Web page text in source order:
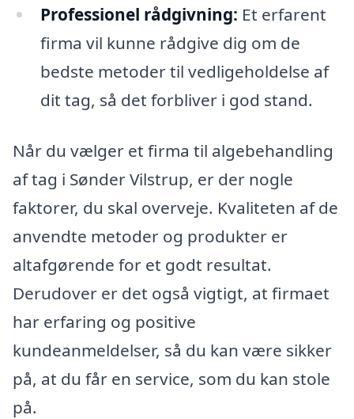
Professionel rådgivning: Et erfarent
firma vil kunne rådgive dig om de
bedste metoder til vedligeholdelse af
dit tag, så det forbliver i god stand.
Når du vælger et firma til algebehandling
af tag i Sønder Vilstrup, er der nogle
faktorer, du skal overveje. Kvaliteten af de
anvendte metoder og produkter er
altafgørende for et godt resultat.
Derudover er det også vigtigt, at firmaet
har erfaring og positive
kundeanmeldelser, så du kan være sikker
på, at du får en service, som du kan stole
på.